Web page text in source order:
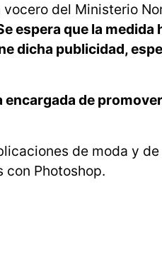
del Ministerio
espera que la
dicha publicidad,
encargada de
de moda y
Photoshop.